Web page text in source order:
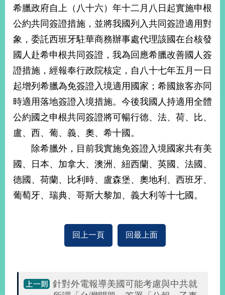
外
交
值
外
交
經
濟
不
落
國
和
平
護
照
導
於
希臘政府自上（八十六）年十二月八日起實施申根
公約共同簽證措施，並將我國列入共同簽證適用對
象，委託西班牙駐華商務辦事處代理該國在台核發
國人赴希申根共同簽證，我為回應希臘改善國人簽
證措施，經報奉行政院核定，自八十七年五月一日
起增列希臘為免簽證入境適用國家；希國旅客亦同
時適用落地簽證入境措施。今後我國人持適用全體
公約國之申根共同簽證將可暢行德、法、荷、比、
盧、西、葡、義、奧、希十國。
除希臘外，目前我實施免簽證入境國家共有美
國、日本、加拿大、澳洲、紐西蘭、英國、法國、
德國、荷蘭、比利時、盧森堡、奧地利、西班牙、
葡萄牙、瑞典、哥斯大黎加、義大利等十七國。
回上一頁 回最上面
針對外電報導美國可能考慮與中共就